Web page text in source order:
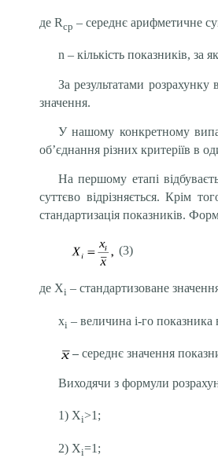
де Rcp – середнє арифметичне
n – кількість показників, за
За результатами
значення.
У нашому конкретному
об’єднання різних критеріїв в
На першому етапі
суттєво відрізняється. Крім
стандартизація показників.
(3)
де Хі – стандартизоване
хі – величина і-го показника
– середнє значення
Виходячи з формули
1) Хі>1;
2) Хі=1;